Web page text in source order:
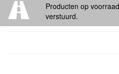
Producten op
verstuurd.